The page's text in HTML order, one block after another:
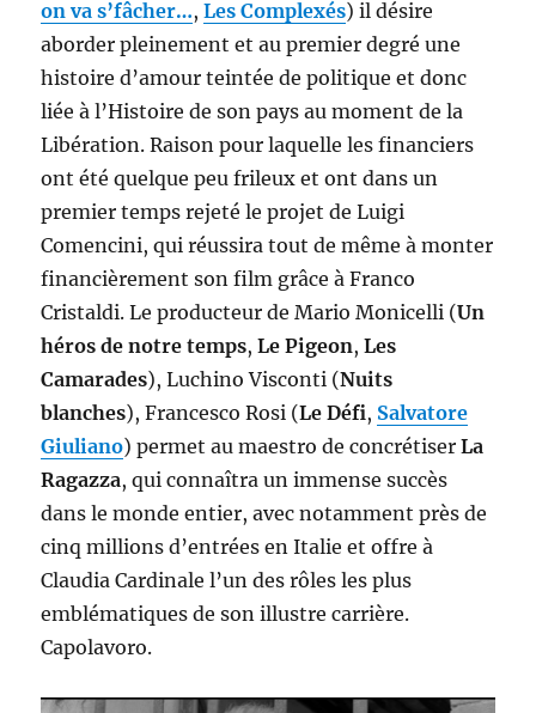
on va s’fâcher…,Les Complexés) il désire
aborder pleinement et au premier degré une
histoire d’amour teintée de politique et donc
liée à l’Histoire de son pays au moment de la
Libération. Raison pour laquelle les financiers
ont été quelque peu frileux et ont dans un
premier temps rejeté le projet de Luigi
Comencini, qui réussira tout de même à monter
financièrement son film grâce à Franco
Cristaldi. Le producteur de Mario Monicelli (Un
héros de notre temps,Le Pigeon,Les
Camarades), Luchino Visconti (Nuits
blanches), Francesco Rosi (Le Défi, Salvatore
Giuliano) permet au maestro de concrétiser La
Ragazza, qui connaîtra un immense succès
dans le monde entier, avec notamment près de
cinq millions d’entrées en Italie et offre à
Claudia Cardinale l’un des rôles les plus
emblématiques de son illustre carrière.
Capolavoro.